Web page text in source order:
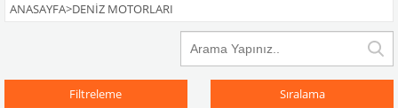
ANASAYFA>DENIZ MOTORLARI
Filtreleme Sıralama